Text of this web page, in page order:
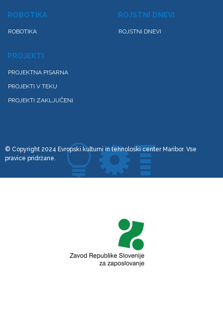
ROBOTIKA
ROBOTIKA
ROJSTNI DNEVI
ROJSTNI DNEVI
PROJEKTI
PROJEKTNA PISARNA
PROJEKTI V TEKU
PROJEKTI ZAKLJUČENI
© Copyright 2024 Evropski kulturni in tehnološki center Maribor. Vse
pravice pridržane.